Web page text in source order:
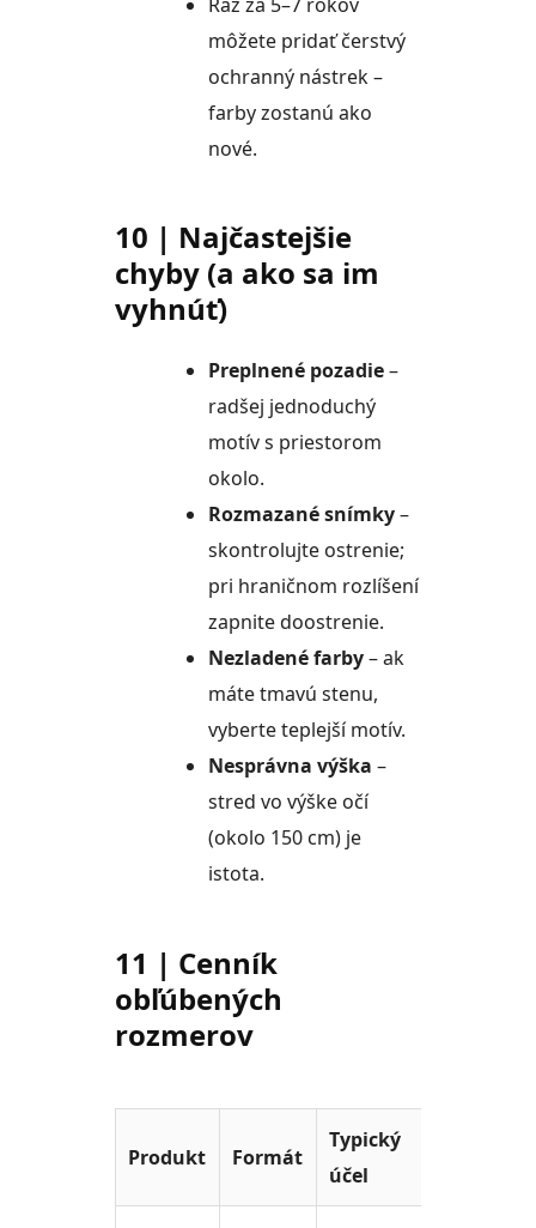
môžete pridať čerstvý
ochranný nástrek –
farby zostanú ako
nové.
10 | Najčastejšie
chyby (a ako sa im
vyhnúť)
Preplnené pozadie–
radšej jednoduchý
motív s priestorom
okolo.
Rozmazané snímky–
skontrolujte ostrenie;
pri hraničnom rozlíšení
zapnite doostrenie.
Nezladené farby– ak
máte tmavú stenu,
vyberte teplejší motív.
Nesprávna výška –
stred vo výške očí
(okolo 150 cm) je
istota.
11 | Cenník
obľúbených
rozmerov
Produkt Formát
Typický
účel